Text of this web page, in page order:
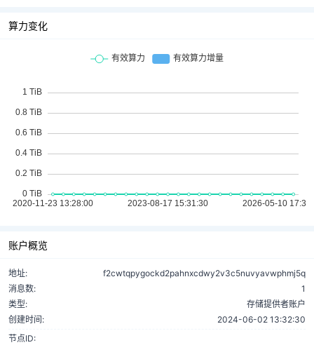
算力变化
账户概览
地址:
f2cwtqpygockd2pahnxcdwy2v3c5nuvyavwphmj5q
消息数:
1
类型:
存储提供者账户
创建时间:
2024-06-02 13:32:30
节点ID: